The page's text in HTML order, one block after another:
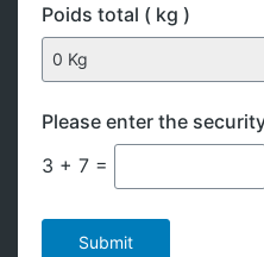
Poids total ( kg )
Please enter the
3 + 7 =
Submit